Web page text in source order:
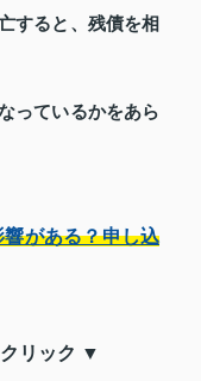
すると、残債を相
っているかをあら
がある？申し込
リック ▼